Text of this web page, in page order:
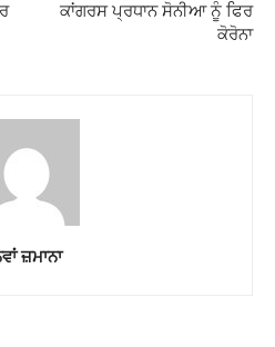
ਕਾਂਗਰਸ ਪ੍ਰਧਾਨ ਸੋਨੀਆ ਨੂੰ ਫਿਰ
ਕੋਰੋਨਾ
ਜ਼ਮਾਨਾ